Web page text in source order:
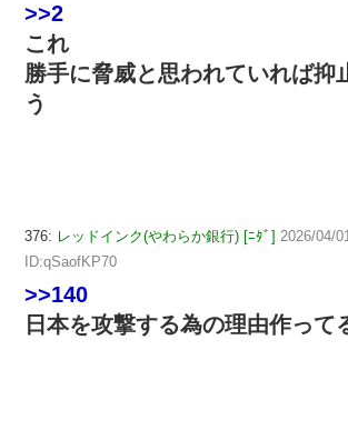
>>2
これ
勝手に脅威と思われていれば抑
う
376: レッドインク(やわらか銀行) [ﾆﾀﾞ] 2026/04/
ID:qSaofKP70
>>140
日本を攻撃する為の理由作って